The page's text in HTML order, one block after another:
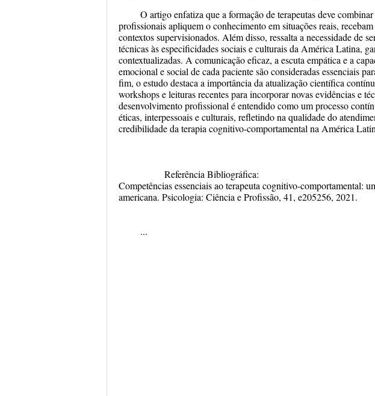
O artigo enfatiza que a formação de terapeutas deve
profissionais apliquem o conhecimento em situações reais,
contextos supervisionados. Além disso, ressalta a necessidade de
técnicas às especificidades sociais e culturais da América Latina,
contextualizadas. A comunicação eficaz, a escuta empática e a
emocional e social de cada paciente são consideradas
fim, o estudo destaca a importância da atualização científica
workshops e leituras recentes para incorporar novas evidências e
desenvolvimento profissional é entendido como um processo
éticas, interpessoais e culturais, refletindo na qualidade do
credibilidade da terapia cognitivo-comportamental na América
Referência
Competências essenciais ao terapeuta cognitivo-comportamental:
americana. Psicologia: Ciência e Profissão, 41, e205256, 2021.
...